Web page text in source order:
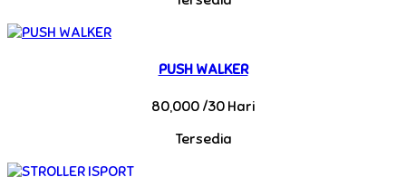
PUSH WALKER
80,000 /30 Hari
Tersedia